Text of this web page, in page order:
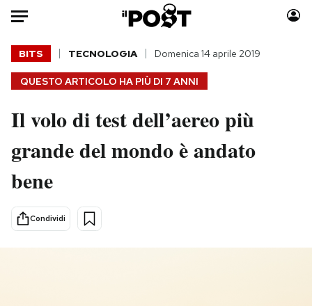
Auto
HOME
Italia
Politica
Tecnologia
Scienza
Moda
Consumismi
QUESTO ARTICOLO HA PIÙ DI 7 ANNI
BITS TECNOLOGIA Domenica 14 aprile 2019
Il volo di test dell’aereo più
grande del mondo è andato
bene
Condividi